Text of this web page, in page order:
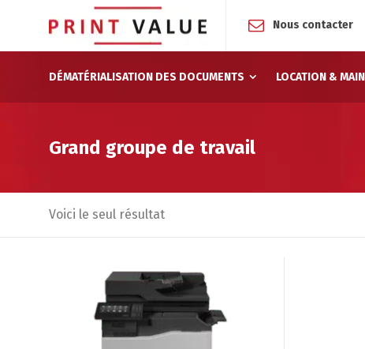
Nous contacter
DÉMATÉRIALISATION DES DOCUMENTS LOCATION &
Grand groupe de travail
Voici le seul résultat